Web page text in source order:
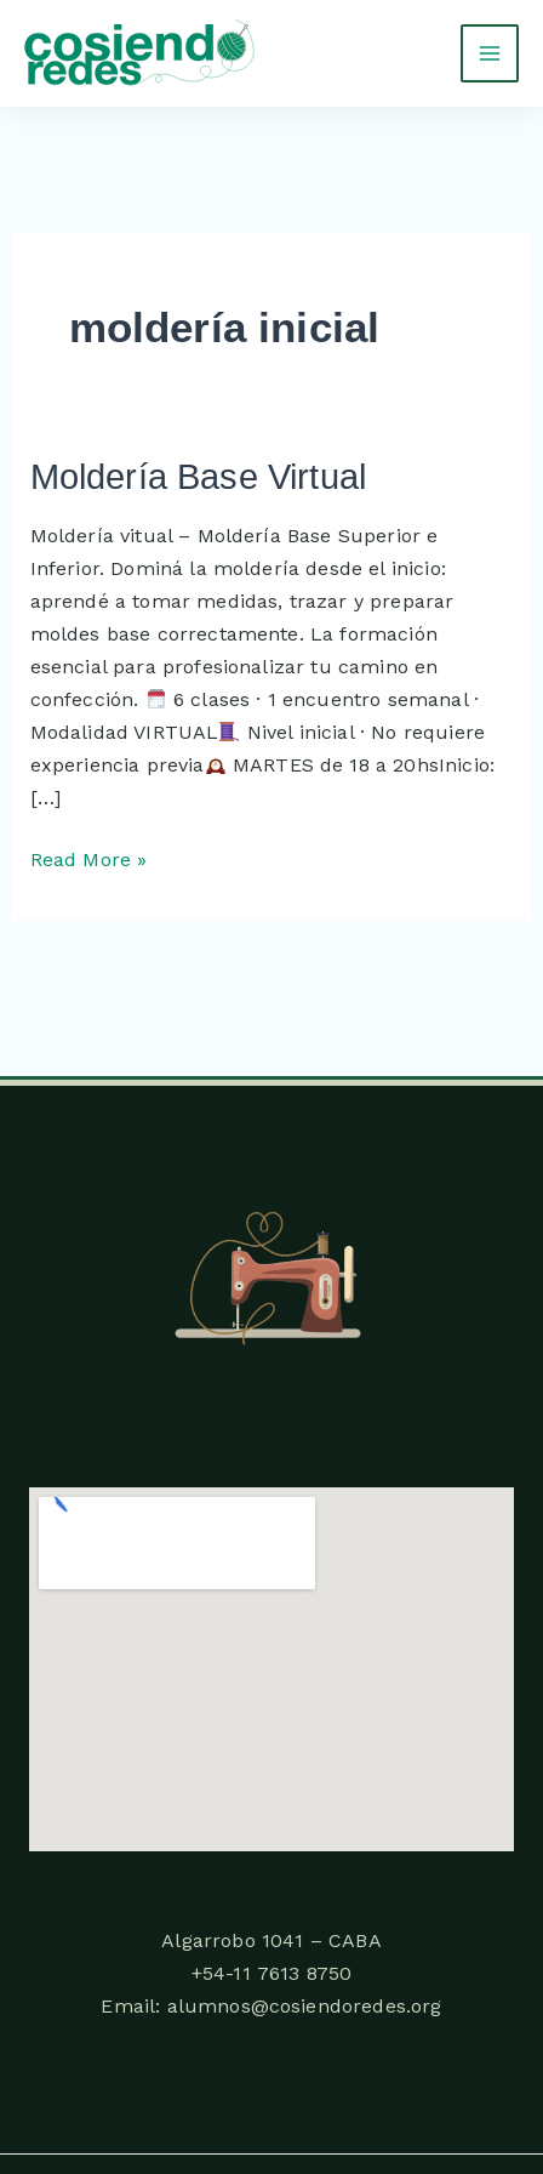
contenido
moldería inicial
Moldería Base Virtual
Moldería vitual – Moldería Base Superior e
Inferior. Dominá la moldería desde el inicio:
aprendé a tomar medidas, trazar y preparar
moldes base correctamente. La formación
esencial para profesionalizar tu camino en
confección.
6 clases · 1 encuentro semanal ·
Modalidad VIRTUAL
Nivel inicial · No requiere
experiencia previa
MARTES de 18 a 20hsInicio:
[…]
Moldería
Virtual
Read More »
Algarrobo 1041 – CABA
+54-11 7613 8750
Email: alumnos@cosiendoredes.org